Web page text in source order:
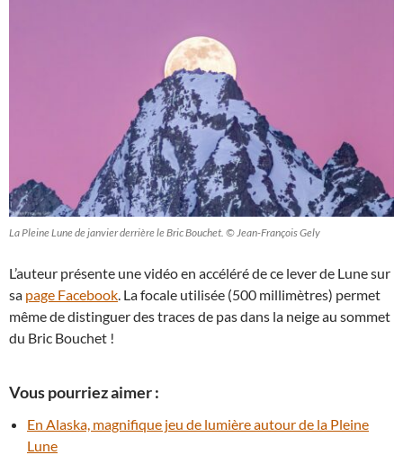
La Pleine Lune de janvier derrière le Bric Bouchet. © Jean-François Gely
L’auteur présente une vidéo en accéléré de ce lever de Lune sur
sa page Facebook . La focale utilisée (500 millimètres) permet
même de distinguer des traces de pas dans la neige au sommet
du Bric Bouchet !
Vous pourriez aimer :
En Alaska, magnifique jeu de lumière autour de la Pleine
Lune